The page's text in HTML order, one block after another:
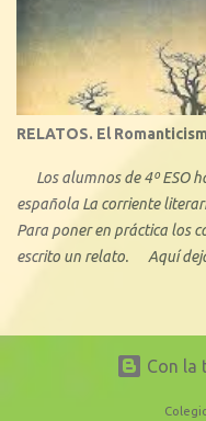
RELATOS. El
Los alumnos de 4º ESO
española La corriente
Para poner en práctica los
escrito un relato. Aquí
Con la